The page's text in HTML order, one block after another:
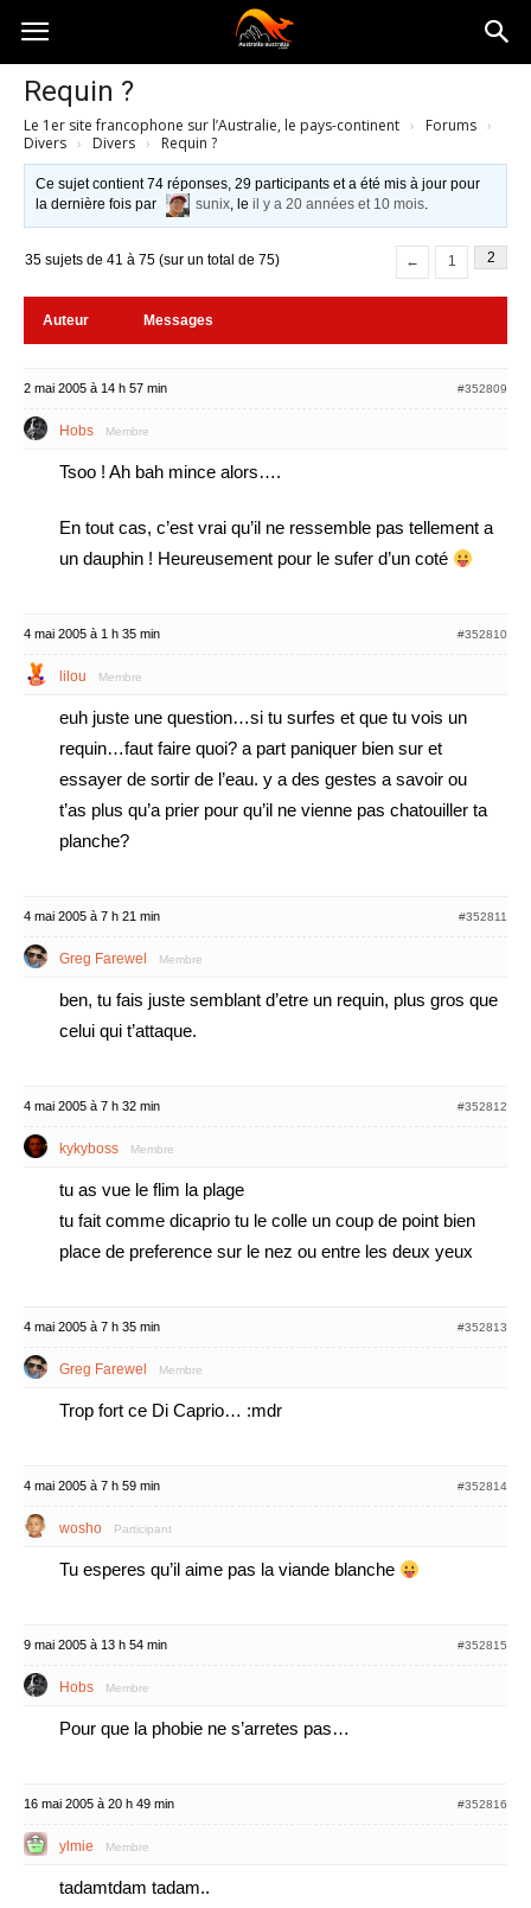
Australia-
australie.com
Requin ?
Le 1er site francophone sur l’Australie, le pays-continent › Forums ›
Divers › Divers › Requin ?
Ce sujet contient 74 réponses, 29 participants et a été mis à jour pour
la dernière fois par
sunix, leil y a 20 années et 10 mois.
35 sujets de 41 à 75 (sur un total de 75) ← 1 2
Auteur Messages
2 mai 2005 à 14 h 57 min #352809
Hobs Membre
Tsoo ! Ah bah mince alors….
En tout cas, c’est vrai qu’il ne ressemble pas tellement a
un dauphin ! Heureusement pour le sufer d’un coté
4 mai 2005 à 1 h 35 min #352810
lilou Membre
euh juste une question…si tu surfes et que tu vois un
requin…faut faire quoi? a part paniquer bien sur et
essayer de sortir de l’eau. y a des gestes a savoir ou
t’as plus qu’a prier pour qu’il ne vienne pas chatouiller ta
planche?
4 mai 2005 à 7 h 21 min #352811
Greg Farewel Membre
ben, tu fais juste semblant d’etre un requin, plus gros que
celui qui t’attaque.
4 mai 2005 à 7 h 32 min #352812
kykyboss Membre
tu as vue le flim la plage
tu fait comme dicaprio tu le colle un coup de point bien
place de preference sur le nez ou entre les deux yeux
4 mai 2005 à 7 h 35 min #352813
Greg Farewel Membre
Trop fort ce Di Caprio… :mdr
4 mai 2005 à 7 h 59 min #352814
wosho Participant
Tu esperes qu’il aime pas la viande blanche
9 mai 2005 à 13 h 54 min #352815
Hobs Membre
Pour que la phobie ne s’arretes pas…
16 mai 2005 à 20 h 49 min #352816
ylmie Membre
tadamtdam tadam..